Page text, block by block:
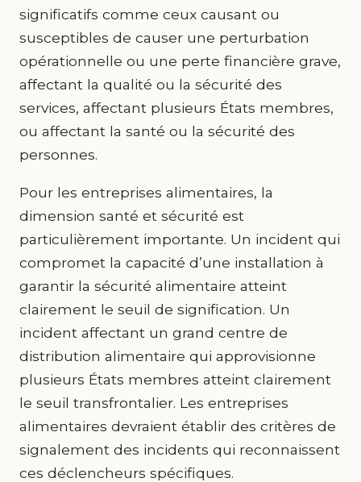
significatifs comme ceux causant ou
susceptibles de causer une perturbation
opérationnelle ou une perte financière grave,
affectant la qualité ou la sécurité des
services, affectant plusieurs États membres,
ou affectant la santé ou la sécurité des
personnes.
Pour les entreprises alimentaires, la
dimension santé et sécurité est
particulièrement importante. Un incident qui
compromet la capacité d’une installation à
garantir la sécurité alimentaire atteint
clairement le seuil de signification. Un
incident affectant un grand centre de
distribution alimentaire qui approvisionne
plusieurs États membres atteint clairement
le seuil transfrontalier. Les entreprises
alimentaires devraient établir des critères de
signalement des incidents qui reconnaissent
ces déclencheurs spécifiques.